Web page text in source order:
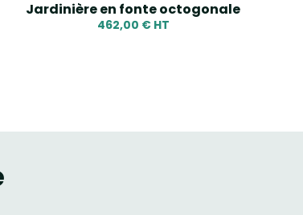
Jardinière en fonte octogonale
462,00 € HT